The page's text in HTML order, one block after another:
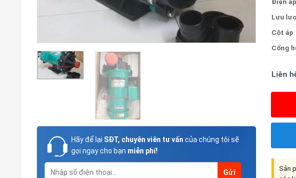
Hãy để lại SĐT, chuyên viên tư vấn của chúng tôi sẽ
gọi ngay cho bạn miễn phí!
Lưu
Cột áp
Cổng
Liên
Sản